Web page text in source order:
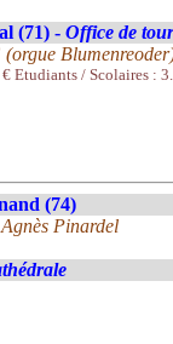
(71) - Office de
Etudiants / Scolaires :
(74)
Pinardel